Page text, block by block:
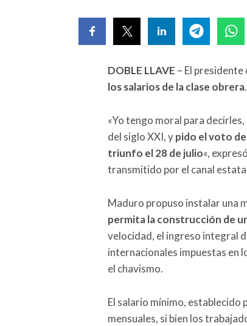
DOBLE LLAVE – El presidente
los salarios de la clase obrera.
«Yo tengo moral para
del siglo XXI, ypido el voto
triunfo el 28 de julio«,
transmitido por el canal
Maduro propuso instalar una
permita la construcción de
velocidad, el ingreso integral
internacionales impuestas en
el chavismo.
El salario mínimo, establecido
mensuales, si bien los